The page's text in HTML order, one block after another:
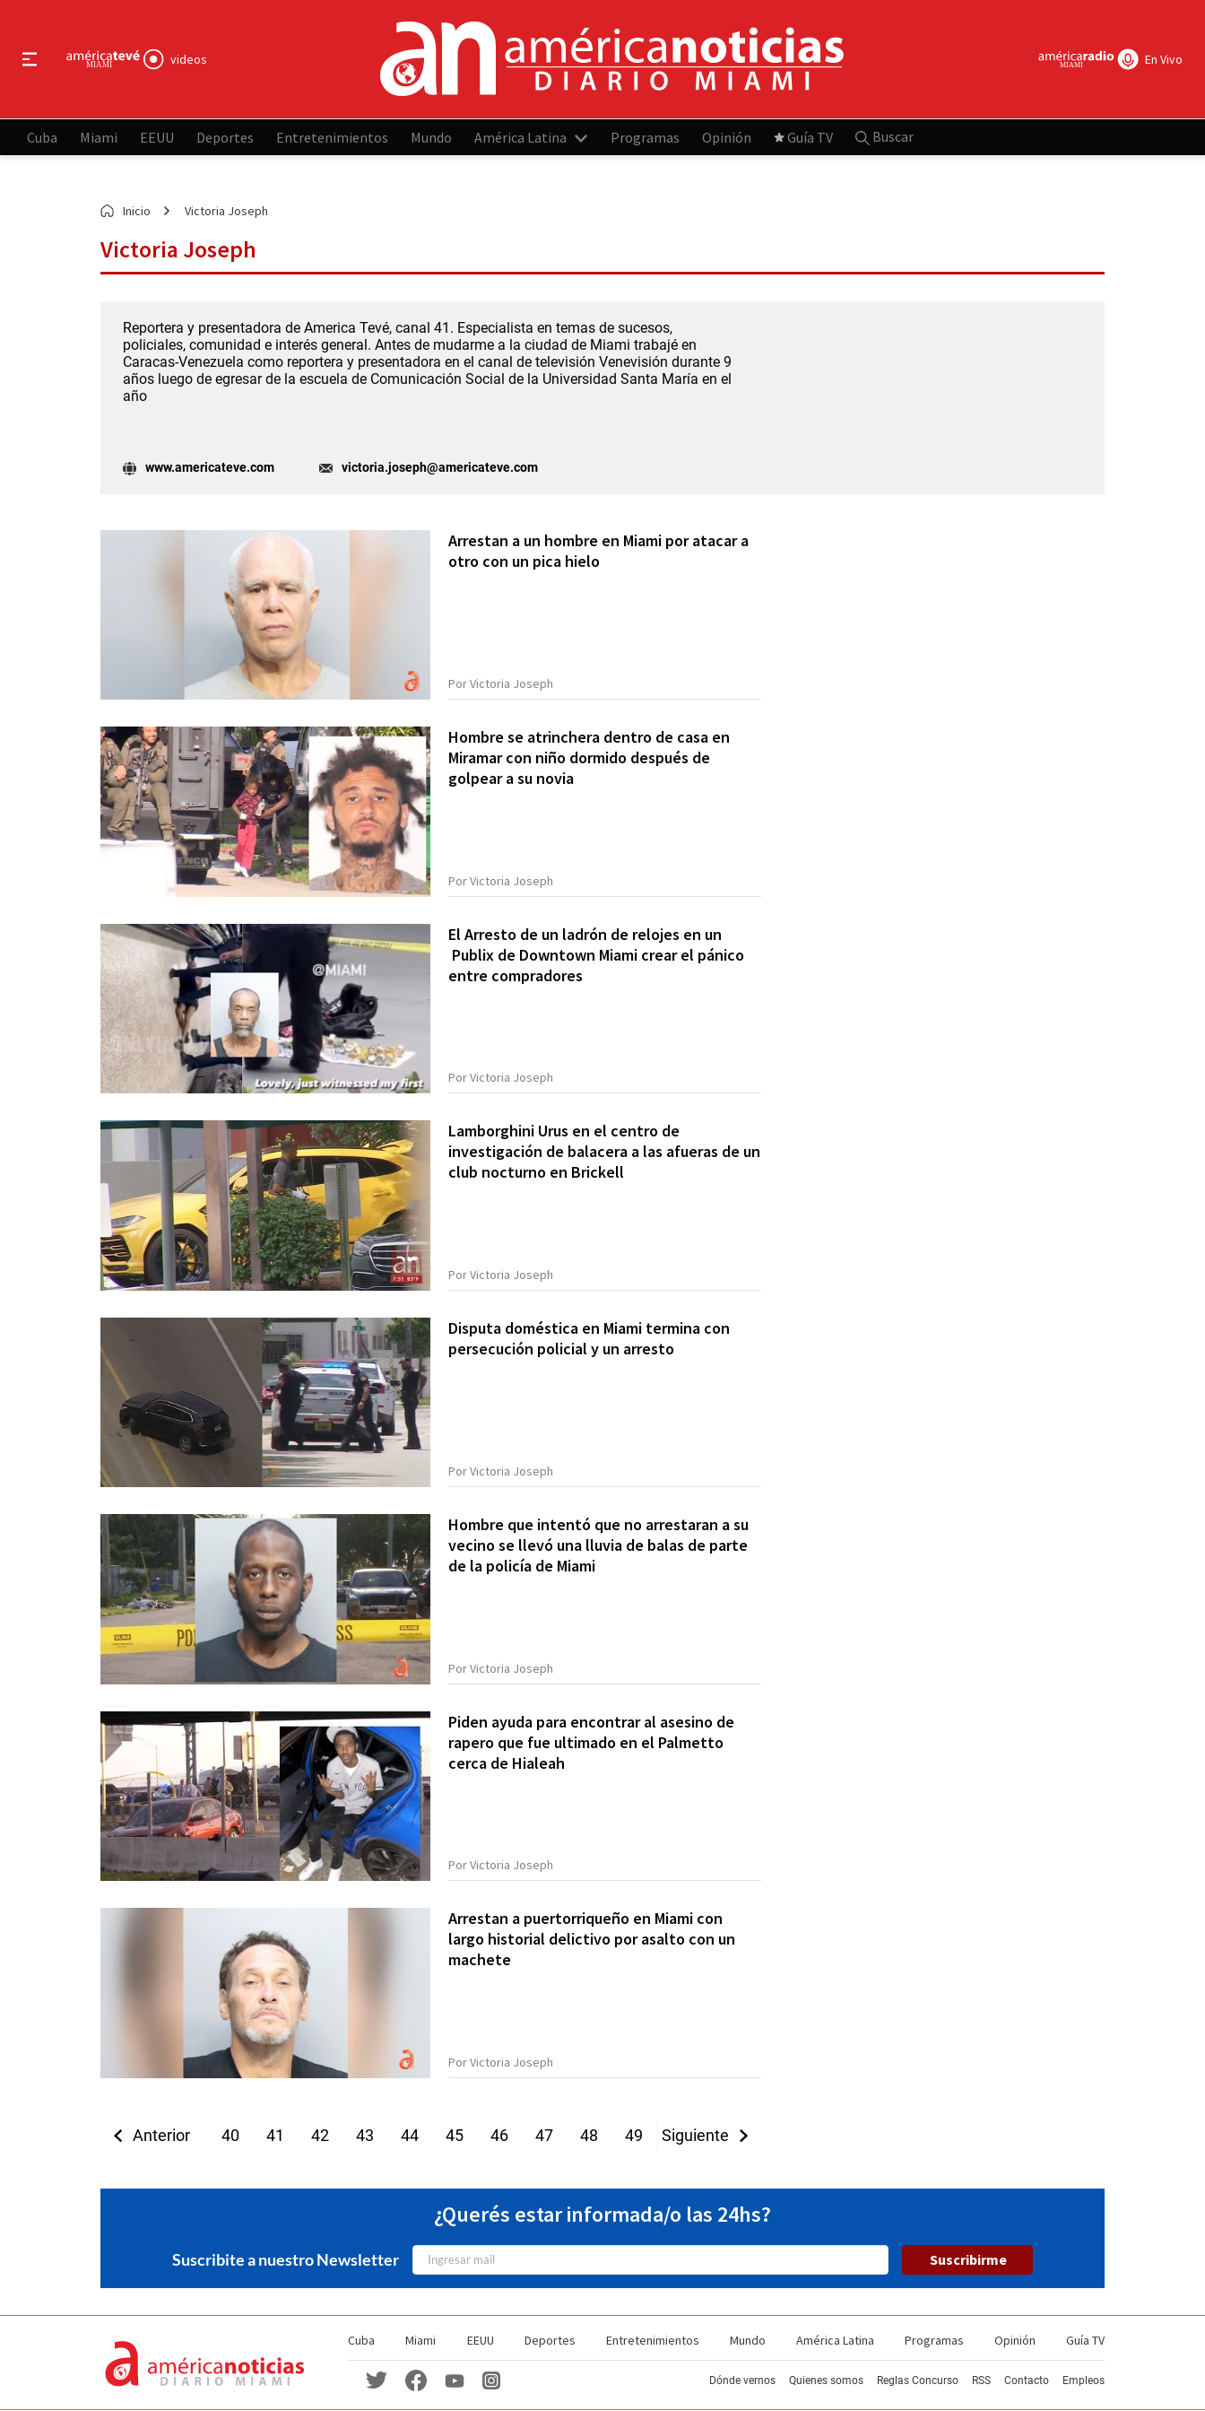
videos En Vivo
Cuba Miami EEUU Deportes Entretenimientos Mundo América Latina Programas Opinión Guía TV Buscar
Inicio Victoria Joseph
Victoria Joseph
Reportera y presentadora de America Tevé, canal 41. Especialista en temas de sucesos,
policiales, comunidad e interés general. Antes de mudarme a la ciudad de Miami trabajé en
Caracas-Venezuela como reportera y presentadora en el canal de televisión Venevisión durante 9
años luego de egresar de la escuela de Comunicación Social de la Universidad Santa María en el
año
www.americateve.com victoria.joseph@americateve.com
Arrestan a un hombre en Miami por atacar a
otro con un pica hielo
Por Victoria Joseph
Hombre se atrinchera dentro de casa en
Miramar con niño dormido después de
golpear a su novia
Por Victoria Joseph
El Arresto de un ladrón de relojes en un
Publix de Downtown Miami crear el pánico
entre compradores
Por Victoria Joseph
Lamborghini Urus en el centro de
investigación de balacera a las afueras de un
club nocturno en Brickell
Por Victoria Joseph
Disputa doméstica en Miami termina con
persecución policial y un arresto
Por Victoria Joseph
Hombre que intentó que no arrestaran a su
vecino se llevó una lluvia de balas de parte
de la policía de Miami
Por Victoria Joseph
Piden ayuda para encontrar al asesino de
rapero que fue ultimado en el Palmetto
cerca de Hialeah
Por Victoria Joseph
Arrestan a puertorriqueño en Miami con
largo historial delictivo por asalto con un
machete
Por Victoria Joseph
Anterior 40 41 42 43 44 45 46 47 48 49 50 51
Siguiente
¿Querés estar informada/o las 24hs?
Suscribite a nuestro Newsletter Suscribirme
Cuba Miami EEUU Deportes Entretenimientos Mundo América Latina Programas Opinión Guía TV
Dónde vernos Quienes somos Reglas Concurso RSS Contacto Empleos